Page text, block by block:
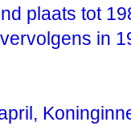
plaats tot
in